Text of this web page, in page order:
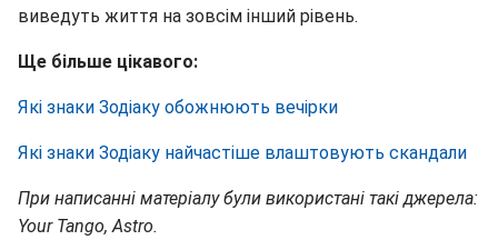
виведуть життя на зовсім інший рівень.
Ще більше цікавого:
Які знаки Зодіаку обожнюють вечірки
Які знаки Зодіаку найчастіше влаштовують скандали
При написанні матеріалу були використані такі джерела:
Your Tango, Astro.